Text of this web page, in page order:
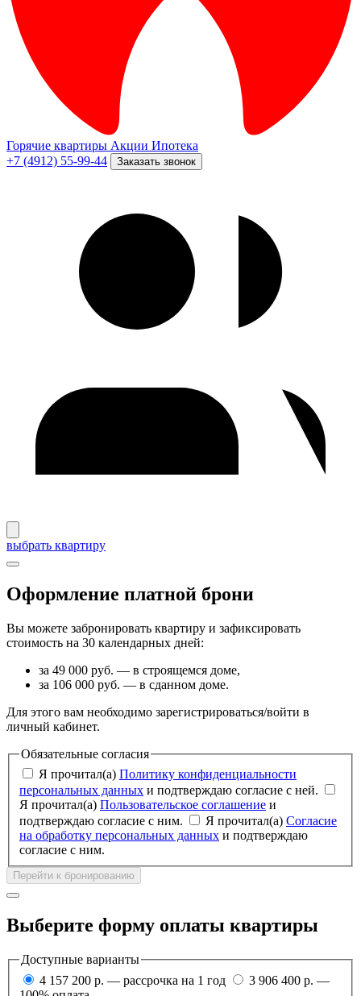
Горячие квартиры Акции Ипотека
+7 (4912) 55-99-44
Заказать звонок
выбрать квартиру
Оформление платной брони
Вы можете забронировать квартиру и зафиксировать
стоимость на 30 календарных дней:
за 49 000 руб. — в строящемся доме,
за 106 000 руб. — в сданном доме.
Для этого вам необходимо зарегистрироваться/войти в
личный кабинет.
Обязательные согласия
Я прочитал(а) Политику конфиденциальности
персональных данных и подтверждаю согласие с ней.
Я прочитал(а) Пользовательское соглашение
подтверждаю согласие с ним.
Я прочитал(а) Согласие
на обработку персональных данных
согласие с ним.
Перейти к бронированию
Выберите форму оплаты квартиры
Доступные варианты
4 157 200 р. — рассрочка на 1 год
3 906 400 р. —